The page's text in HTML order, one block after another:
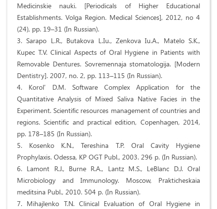
Medicinskie nauki. [Periodicals of Higher Educational
Establishments. Volga Region. Medical Sciences], 2012, no 4
(24), pp. 19–31 (In Russian).
3. Sarapo L.R., Butakova L.Iu., Zenkova Iu.A., Matelo S.K.,
Kupec T.V. Clinical Aspects of Oral Hygiene in Patients with
Removable Dentures. Sovremennaja stomatologija. [Modern
Dentistry]. 2007, no. 2, pp. 113–115 (In Russian).
4. Korol' D.M. Software Complex Application for the
Quantitative Analysis of Mixed Saliva Native Faсies in the
Experiment. Scientific resources management of countries and
regions. Scientific and practical edition, Copenhagen, 2014,
pp. 178–185 (In Russian).
5. Kosenko K.N., Tereshina T.P. Oral Cavity Hygiene
Prophylaxis. Odessa, KP OGT Publ., 2003. 296 p. (In Russian).
6. Lamont R.J., Burne R.A., Lantz M.S., LeBlanc D.J. Oral
Microbiology and Immunology. Moscow, Prakticheskaia
meditsina Publ., 2010. 504 p. (In Russian).
7. Mihajlenko T.N. Clinical Evaluation of Oral Hygiene in